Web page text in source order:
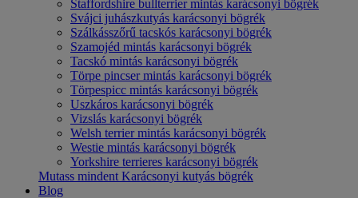
Staffordshire bullterrier mintás karácsonyi bögrék
Svájci juhászkutyás karácsonyi bögrék
Szálkásszőrű tacskós karácsonyi bögrék
Szamojéd mintás karácsonyi bögrék
Tacskó mintás karácsonyi bögrék
Törpe pincser mintás karácsonyi bögrék
Törpespicc mintás karácsonyi bögrék
Uszkáros karácsonyi bögrék
Vizslás karácsonyi bögrék
Welsh terrier mintás karácsonyi bögrék
Westie mintás karácsonyi bögrék
Yorkshire terrieres karácsonyi bögrék
Mutass mindent Karácsonyi kutyás bögrék
Blog